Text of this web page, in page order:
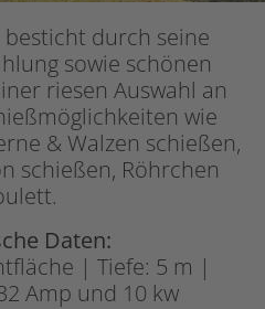
besticht durch seine
sowie schönen
riesen Auswahl an
wie
& Walzen schießen,
schießen, Röhrchen
Daten:
| Tiefe: 5 m |
Amp und 10 kw